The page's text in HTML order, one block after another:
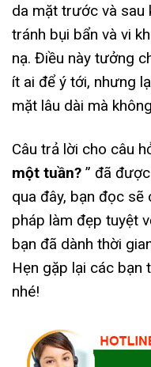
da mặt trước và sau
tránh bụi bẩn và vi
nạ. Điều này tưởng
ít ai để ý tới, nhưng
mặt lâu dài mà
Câu trả lời cho câu
một tuần? ” đã
qua đây, bạn đọc
pháp làm đẹp tuyệt
bạn đã dành thời
Hẹn gặp lại các bạn
nhé!